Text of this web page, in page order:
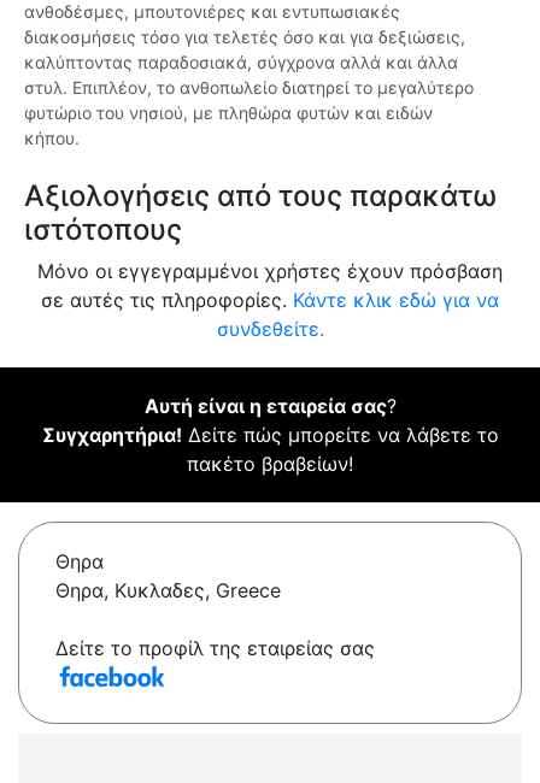
ανθοδέσμες, μπουτονιέρες και εντυπωσιακές
διακοσμήσεις τόσο για τελετές όσο και για δεξιώσεις,
καλύπτοντας παραδοσιακά, σύγχρονα αλλά και άλλα
στυλ. Επιπλέον, το ανθοπωλείο διατηρεί το μεγαλύτερο
φυτώριο του νησιού, με πληθώρα φυτών και ειδών
κήπου.
Αξιολογήσεις από τους παρακάτω
ιστότοπους
Μόνο οι εγγεγραμμένοι χρήστες έχουν πρόσβαση
σε αυτές τις πληροφορίες. Κάντε κλικ εδώ για να
συνδεθείτε.
Αυτή είναι η εταιρεία σας?
Συγχαρητήρια! Δείτε πώς μπορείτε να λάβετε το
πακέτο βραβείων!
Θηρα
Θηρα, Κυκλαδες, Greece
Δείτε το προφίλ της εταιρείας σας